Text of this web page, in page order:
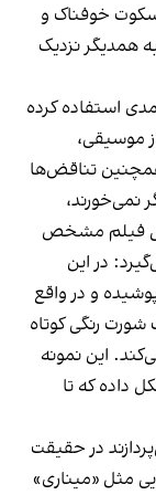
خوفناک و
همدیگر نزدیک
استفاده کرده
موسیقی،
تناقض‌ها
نمی‌خورند،
فیلم مشخص
در این
و در واقع
رنگی کوتاه
این نمونه
داده که تا
در حقیقت
مثل «میناری»